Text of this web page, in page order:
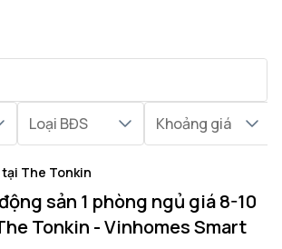
Loại BĐS Khoảng giá
tại The Tonkin
sản 1 phòng ngủ giá 8-10
Tonkin - Vinhomes Smart